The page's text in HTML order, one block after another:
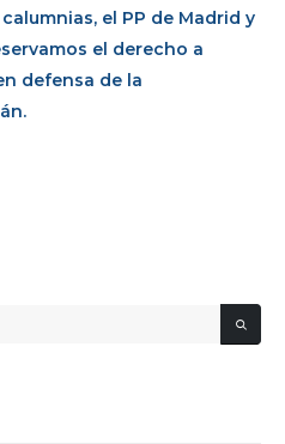
el PP de Madrid y
el derecho a
defensa de la